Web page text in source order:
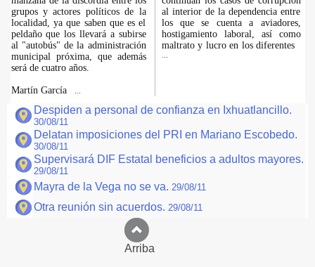
grupos y actores políticos de la
localidad, ya que saben que es el
peldaño que los llevará a subirse
al "autobús" de la administración
municipal próxima, que además
será de cuatro años.
Martín García
al interior de la dependencia entre
los que se cuenta a aviadores,
hostigamiento laboral, así como
maltrato y lucro en los diferentes
Despiden a personal de confianza en Ixhuatlancillo.
30/08/11
Delatan imposiciones del PRI en Mariano Escobedo.
30/08/11
Supervisará DIF Estatal beneficios a adultos mayores.
29/08/11
Mayra de la Vega no se va. 29/08/11
Otra reunión sin acuerdos. 29/08/11
Arriba